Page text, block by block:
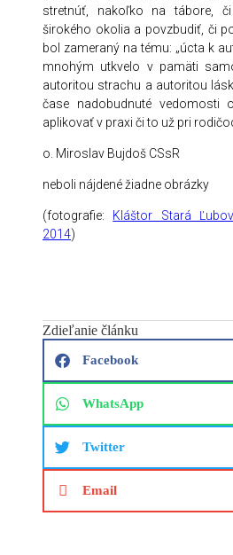
stretnúť, nakoľko na tábore,
širokého okolia a povzbudiť, či
bol zameraný na tému: „úcta k
mnohým utkvelo v pamäti
autoritou strachu a autoritou
čase nadobudnuté vedomosti
aplikovať v praxi či to už pri
o. Miroslav Bujdoš CSsR
neboli nájdené žiadne obrázky
(fotografie: Kláštor Stará
2014)
Zdieľanie článku
Facebook
WhatsApp
Twitter
Email